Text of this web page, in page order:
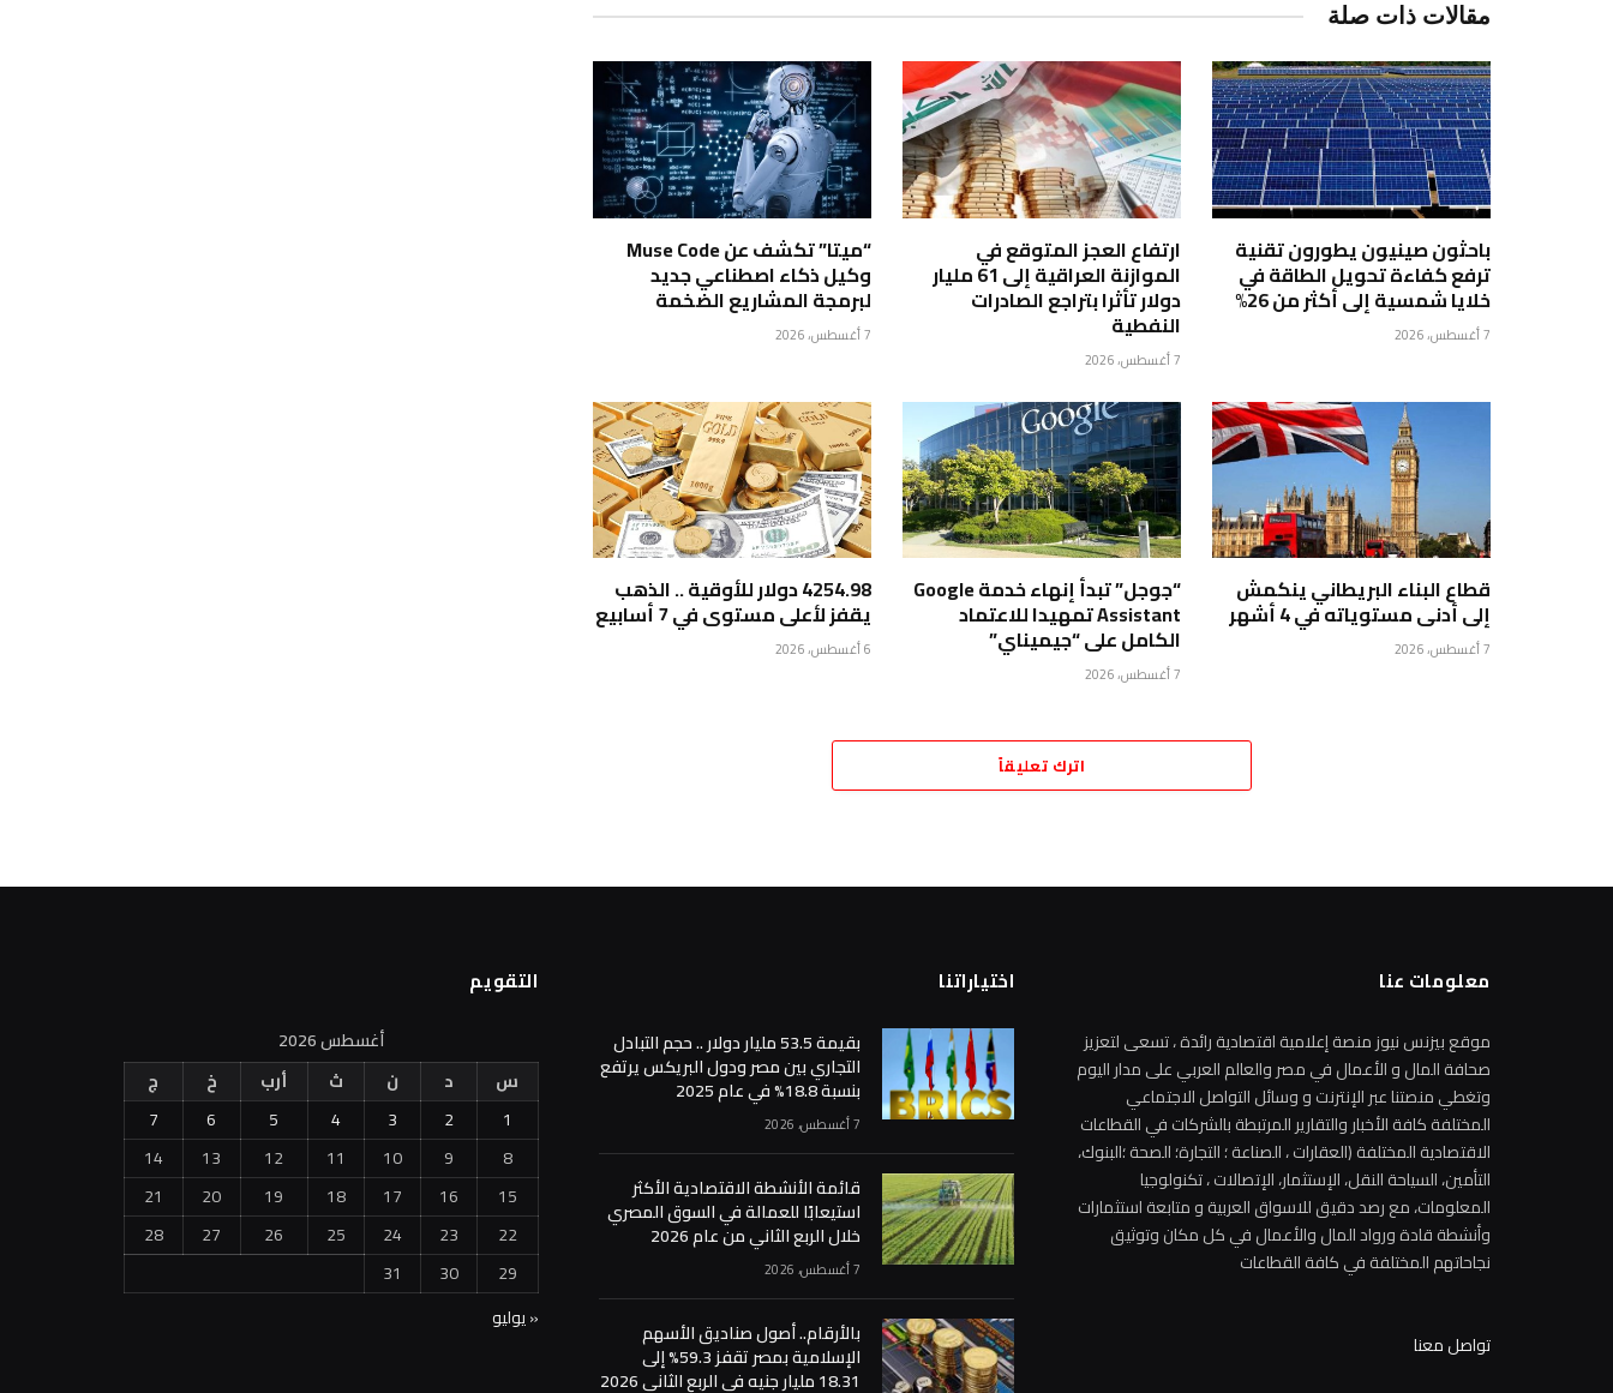
مقالات ذات صلة
باحثون صينيون يطورون تقنية
ترفع كفاءة تحويل الطاقة في
خلايا شمسية إلى أكثر من 26%
7 أغسطس، 2026
ارتفاع العجز المتوقع في
الموازنة العراقية إلى 61 مليار
دولار تأثرا بتراجع الصادرات
النفطية
7 أغسطس، 2026
“ميتا” تكشف عن Muse Code
وكيل ذكاء اصطناعي جديد
لبرمجة المشاريع الضخمة
7 أغسطس، 2026
قطاع البناء البريطاني ينكمش
إلى أدنى مستوياته في 4 أشهر
7 أغسطس، 2026
“جوجل” تبدأ إنهاء خدمة Google
Assistant تمهيدا للاعتماد
الكامل على “جيميناي”
7 أغسطس، 2026
4254.98 دولار للأوقية .. الذهب
يقفز لأعلى مستوى في 7 أسابيع
6 أغسطس، 2026
اترك تعليقاً
معلومات عنا
موقع بيزنس نيوز منصة إعلامية اقتصادية رائدة ، تسعى لتعزيز
صحافة المال و الأعمال في مصر والعالم العربي على مدار اليوم
وتغطي منصتنا عبر الإنترنت و وسائل التواصل الاجتماعي
المختلفة كافة الأخبار والتقارير المرتبطة بالشركات في القطاعات
الاقتصادية المختلفة (العقارات ، الصناعة ؛ التجارة؛ الصحة ؛البنوك،
التأمين، السياحة النقل، الإستثمار، الإتصالات ، تكنولوجيا
المعلومات، مع رصد دقيق للاسواق العربية و متابعة استثمارات
وأنشطة قادة ورواد المال والأعمال في كل مكان وتوثيق
نجاحاتهم المختلفة في كافة القطاعات
تواصل معنا
اختياراتنا
بقيمة 53.5 مليار دولار .. حجم التبادل
التجاري بين مصر ودول البريكس يرتفع
بنسبة 18.8% في عام 2025
7 أغسطس، 2026
قائمة الأنشطة الاقتصادية الأكثر
استيعابًا للعمالة في السوق المصري
خلال الربع الثاني من عام 2026
7 أغسطس، 2026
بالأرقام.. أصول صناديق الأسهم
الإسلامية بمصر تقفز 59.3% إلى
18.31 مليار جنيه في الربع الثاني 2026
التقويم
أغسطس 2026
س
د ن ث أرب خ
ج
1
2
3
4
5
6
7
8
9
10
11
12
13
14
15
16
17
18
19
20
21
22
23
24
25
26
27
28
29
30
31
« يوليو